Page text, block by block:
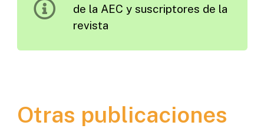
Fresadas
en
de la AEC y suscriptores de la
revista
Otras publicaciones